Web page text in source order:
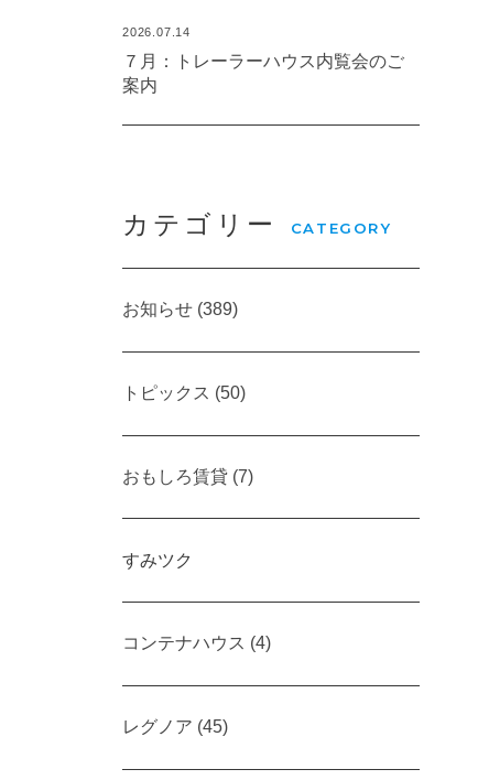
2026.07.14
７月：トレーラーハウス内覧会のご
案内
カテゴリー CATEGORY
お知らせ (389)
トピックス (50)
おもしろ賃貸 (7)
すみツク
コンテナハウス (4)
レグノア (45)